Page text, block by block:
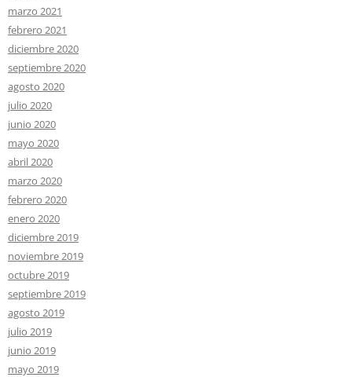
marzo 2021
febrero 2021
diciembre 2020
septiembre 2020
agosto 2020
julio 2020
junio 2020
mayo 2020
abril 2020
marzo 2020
febrero 2020
enero 2020
diciembre 2019
noviembre 2019
octubre 2019
septiembre 2019
agosto 2019
julio 2019
junio 2019
mayo 2019